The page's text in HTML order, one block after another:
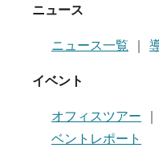
ニュース
ニュース一覧 ｜
イベント
オフィスツアー ｜
ベントレポート